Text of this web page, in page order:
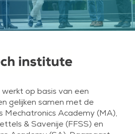
op basis van een
gelijken samen met de
Mechatronics Academy (MA),
& Savenije (FFSS) en